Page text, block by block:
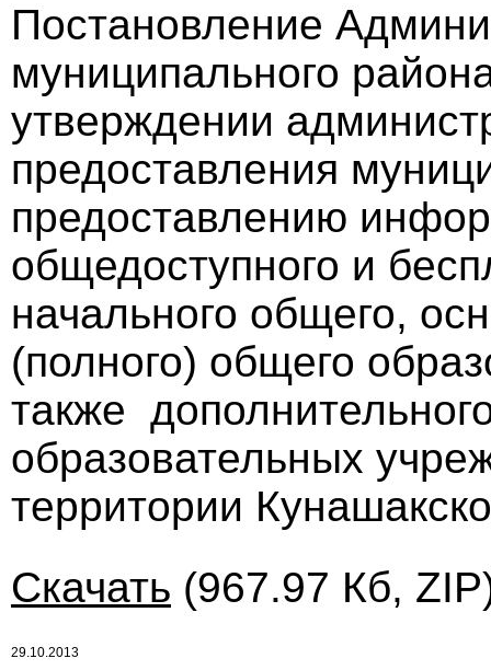
Постановление
муниципального
утверждении
предоставления
предоставлению
общедоступного и
начального общего,
(полного) общего
также
образовательных
территории
Скачать (967.97 Кб,
29.10.2013